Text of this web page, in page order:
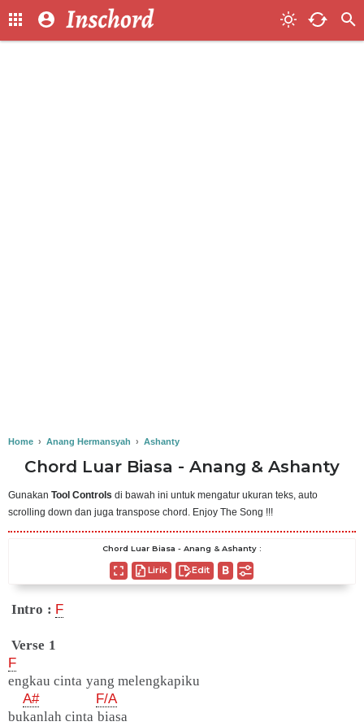
Home › Anang Hermansyah › Ashanty
Chord Luar Biasa - Anang & Ashanty
Gunakan Tool Controls di bawah ini untuk mengatur ukuran teks, auto
scrolling down dan juga transpose chord. Enjoy The Song !!!
Chord Luar Biasa - Anang & Ashanty :
Lirik Edit
Intro : F
Verse 1
F
engkau cinta yang melengkapiku
A#
F/A
bukanlah cinta biasa